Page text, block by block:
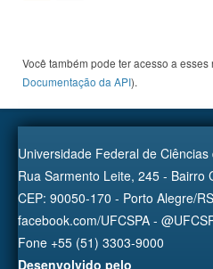
Você também pode ter acesso a
Documentação da API).
Universidade Federal de
Rua Sarmento Leite, 245 - Bairro
CEP: 90050-170 - Porto Alegre/
facebook.com/UFCSPA -
Fone +55 (51) 3303-9000
Desenvolvido pelo